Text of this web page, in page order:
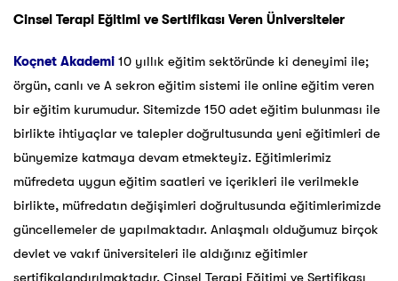
Cinsel Terapi Eğitimi ve Sertifikası Veren Üniversiteler
Koçnet Akademi 10 yıllık eğitim sektöründe ki deneyimi ile;
örgün, canlı ve A sekron eğitim sistemi ile online eğitim veren
bir eğitim kurumudur. Sitemizde 150 adet eğitim bulunması ile
birlikte ihtiyaçlar ve talepler doğrultusunda yeni eğitimleri de
bünyemize katmaya devam etmekteyiz. Eğitimlerimiz
müfredeta uygun eğitim saatleri ve içerikleri ile verilmekle
birlikte, müfredatın değişimleri doğrultusunda eğitimlerimizde
güncellemeler de yapılmaktadır. Anlaşmalı olduğumuz birçok
devlet ve vakıf üniversiteleri ile aldığınız eğitimler
sertifikalandırılmaktadır. Cinsel Terapi Eğitimi ve Sertifikası